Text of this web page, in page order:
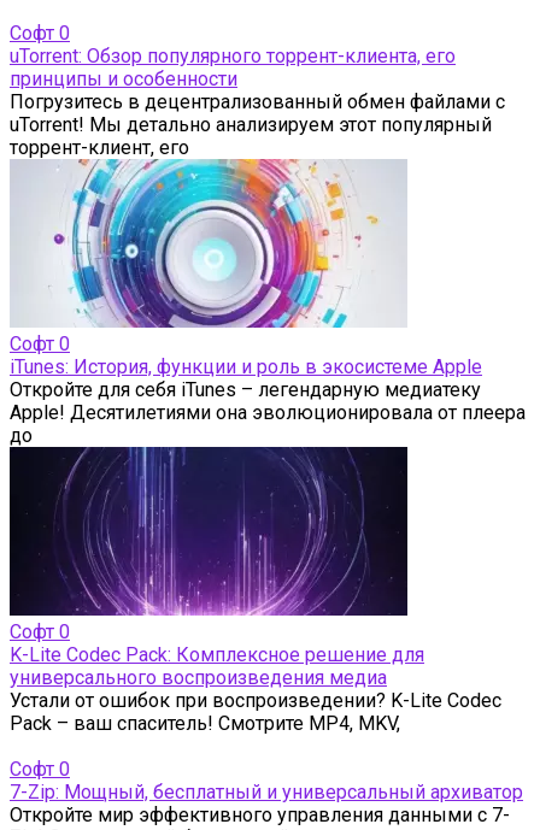
Софт 0
uTorrent: Обзор популярного торрент-клиента, его
принципы и особенности
Погрузитесь в децентрализованный обмен файлами с
uTorrent! Мы детально анализируем этот популярный
торрент-клиент, его
Софт 0
iTunes: История, функции и роль в экосистеме Apple
Откройте для себя iTunes – легендарную медиатеку
Apple! Десятилетиями она эволюционировала от плеера
до
Софт 0
K-Lite Codec Pack: Комплексное решение для
универсального воспроизведения медиа
Устали от ошибок при воспроизведении? K-Lite Codec
Pack – ваш спаситель! Смотрите MP4, MKV,
Софт 0
7-Zip: Мощный, бесплатный и универсальный архиватор
Откройте мир эффективного управления данными с 7-